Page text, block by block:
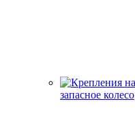
запасное колесо